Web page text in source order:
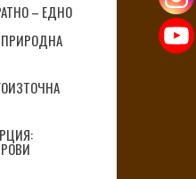
– ЕДНО
ПРИРОДНА